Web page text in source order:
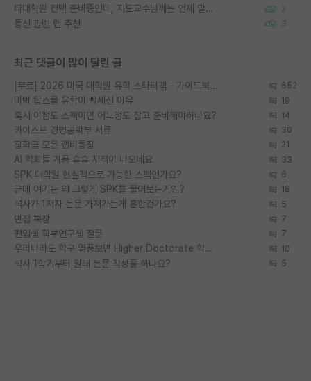
타대학원 컨텍 준비중인데, 지도교수님께는 언제 말씀드려야 할까요? 2
통신 관련 랩 추천 3
최근 댓글이 많이 달린 글
[무료] 2026 미국 대학원 유학 스타터팩 - 가이드북 & 합격자 컨택메일 템플릿 652
미박 탑스쿨 유학이 빡세진 이유 19
혹시 이정도 스펙이면 어느정도 잡고 준비해야하나요? 14
카이스트 경영공학부 서류 30
장학금 모은 랩비통장 21
AI 학회들 거품 슬슬 지적이 나오네요 33
SPK 대학원 현실적으로 가능한 스펙인가요? 6
근데 여기는 왜 그렇게 SPK를 물어보는거임? 18
석사가 1저자 논문 가져가는게 흔한건가요? 5
면접 복장 7
편입생 학부연구생 질문 7
우리나라도 학구 열풍보면 Higher Doctorate 학위가 필요하다고 봅니다. 10
석사 1학기부터 원래 논문 작성을 하나요? 5